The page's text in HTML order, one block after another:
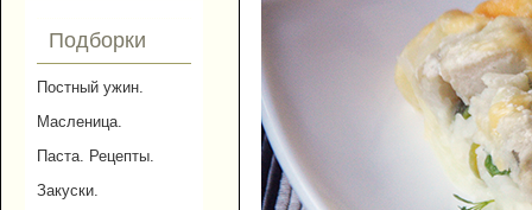
Подборки
Постный ужин.
Масленица.
Паста. Рецепты.
Закуски.